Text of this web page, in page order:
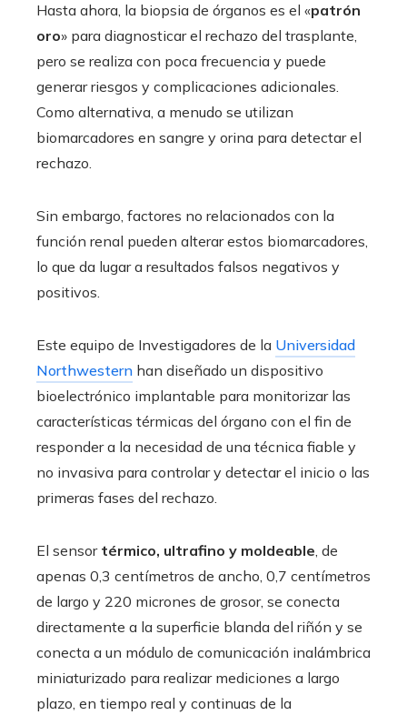
Hasta ahora, la biopsia de órganos es el «patrón
oro» para diagnosticar el rechazo del trasplante,
pero se realiza con poca frecuencia y puede
generar riesgos y complicaciones adicionales.
Como alternativa, a menudo se utilizan
biomarcadores en sangre y orina para detectar el
rechazo.
Sin embargo, factores no relacionados con la
función renal pueden alterar estos biomarcadores,
lo que da lugar a resultados falsos negativos y
positivos.
Este equipo de Investigadores de la Universidad
Northwestern han diseñado un dispositivo
bioelectrónico implantable para monitorizar las
características térmicas del órgano con el fin de
responder a la necesidad de una técnica fiable y
no invasiva para controlar y detectar el inicio o las
primeras fases del rechazo.
El sensor térmico, ultrafino y moldeable, de
apenas 0,3 centímetros de ancho, 0,7 centímetros
de largo y 220 micrones de grosor, se conecta
directamente a la superficie blanda del riñón y se
conecta a un módulo de comunicación inalámbrica
miniaturizado para realizar mediciones a largo
plazo, en tiempo real y continuas de la